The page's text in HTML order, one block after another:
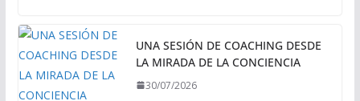
UNA SESIÓN DE COACHING DESDE
LA MIRADA DE LA CONCIENCIA
30/07/2026